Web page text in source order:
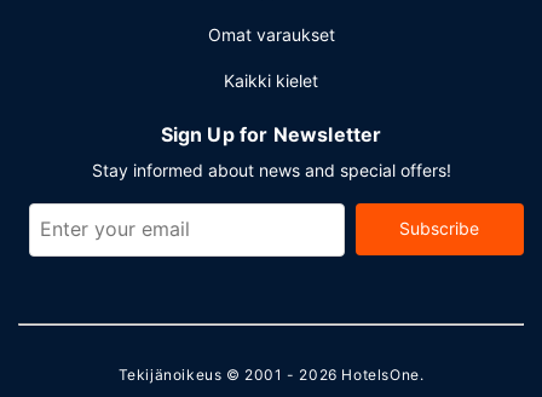
Omat varaukset
Kaikki kielet
Sign Up for Newsletter
Stay informed about news and special offers!
Subscribe
Tekijänoikeus © 2001 - 2026 HotelsOne.